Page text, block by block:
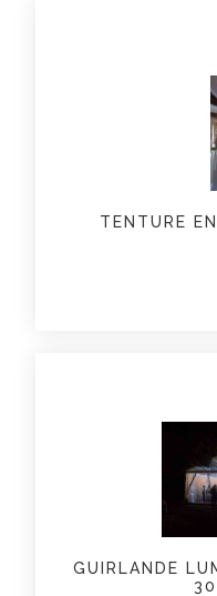
TENTURE
GUIRLANDE